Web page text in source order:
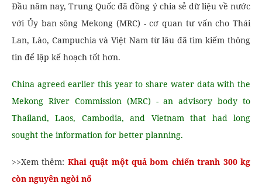
Đầu năm nay, Trung Quốc đã đồng ý chia sẻ dữ liệu về nước
với Ủy ban sông Mekong (MRC) - cơ quan tư vấn cho Thái
Lan, Lào, Campuchia và Việt Nam từ lâu đã tìm kiếm thông
tin để lập kế hoạch tốt hơn.
China agreed earlier this year to share water data with the
Mekong River Commission (MRC) - an advisory body to
Thailand, Laos, Cambodia, and Vietnam that had long
sought the information for better planning.
>>Xem thêm: Khai quật một quả bom chiến tranh 300 kg
còn nguyên ngòi nổ